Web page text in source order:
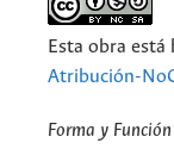
Esta obra
Atribución-
Forma y Función